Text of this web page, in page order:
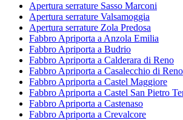
Apertura serrature Sasso Marconi
Apertura serrature Valsamoggia
Apertura serrature Zola Predosa
Fabbro Apriporta a Anzola Emilia
Fabbro Apriporta a Budrio
Fabbro Apriporta a Calderara di Reno
Fabbro Apriporta a Casalecchio di Reno
Fabbro Apriporta a Castel Maggiore
Fabbro Apriporta a Castel San Pietro
Fabbro Apriporta a Castenaso
Fabbro Apriporta a Crevalcore